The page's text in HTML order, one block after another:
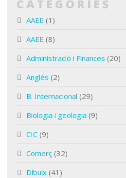
CATEGORIES
AAEE (1)
AAEE (8)
Administració i Finances (20)
Anglés (2)
B. Internacional (29)
Biologia i geologia (9)
CIC (9)
Comerç (32)
Dibuix (41)